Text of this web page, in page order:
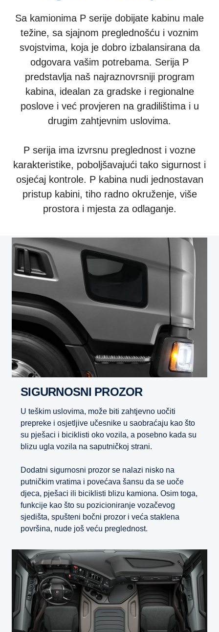
Sa kamionima P serije dobijate kabinu male
težine, sa sjajnom preglednošću i voznim
svojstvima, koja je dobro izbalansirana da
odgovara vašim potrebama. Serija P
predstavlja naš najraznovrsniji program
kabina, idealan za gradske i regionalne
poslove i već provjeren na gradilištima i u
drugim zahtjevnim uslovima.
P serija ima izvrsnu preglednost i vozne
karakteristike, poboljšavajući tako sigurnost i
osjećaj kontrole. P kabina nudi jednostavan
pristup kabini, tiho radno okruženje, više
prostora i mjesta za odlaganje.
SIGURNOSNI PROZOR
U teškim uslovima, može biti zahtjevno uočiti
prepreke i osjetljive učesnike u saobraćaju kao što
su pješaci i biciklisti oko vozila, a posebno kada su
blizu ugla vozila na saputničkoj strani.
Dodatni sigurnosni prozor se nalazi nisko na
putničkim vratima i povećava šansu da se uoče
djeca, pješaci ili biciklisti blizu kamiona. Osim toga,
funkcije kao što su pozicioniranje vozačevog
sjedišta, spušteni bočni prozor i veća staklena
površina, nude još veću preglednost.